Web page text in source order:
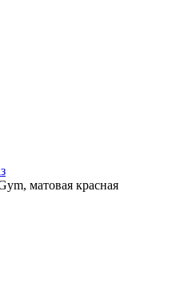
матовая красная